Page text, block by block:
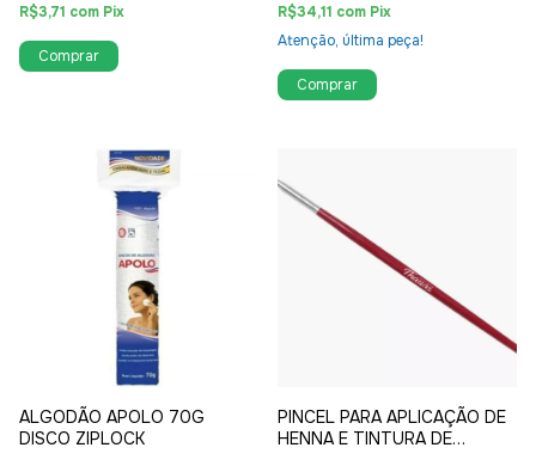
R$3,71 com Pix R$34,11 com Pix
Atenção, última peça!
ALGODÃO APOLO 70G
DISCO ZIPLOCK
PINCEL PARA APLICAÇÃO DE
HENNA E TINTURA DE